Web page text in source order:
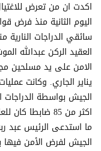
اكدت ان من تعرض
اليوم الثانية منذ فرض
سائقي الدراجات النارية
العقيد الركن عبدالله
يناير الجاري. وكانت
الجيش بواسطة
اكثر من 85
ما استدعى الرئيس عبد
الجيش لفرض الأمن فيها